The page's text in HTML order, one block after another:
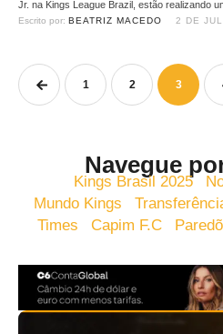
Jr. na Kings League Brazil, estão realizando
principal do Santos no CT Rei Pelé. O meia
Escrito por: BEATRIZ MACEDO 2 DE
1 2 3
Navegue
Kings Brasil 2025
Mundo Kings
Times
Capim F.C